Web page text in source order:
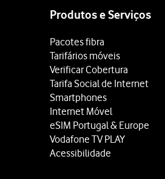
Produtos e Serviços
Pacotes fibra
Tarifários móveis
Verificar Cobertura
Tarifa Social de Internet
Smartphones
Internet Móvel
eSIM Portugal & Europe
Vodafone TV PLAY
Acessibilidade